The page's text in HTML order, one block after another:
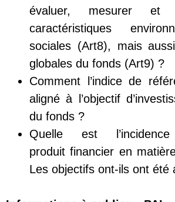
évaluer, mesurer et
caractéristiques
sociales (Art8), mais
globales du fonds (Art9) ?
Comment l’indice de
aligné à l’objectif
du fonds ?
Quelle est
produit financier en
Les objectifs ont-ils ont été